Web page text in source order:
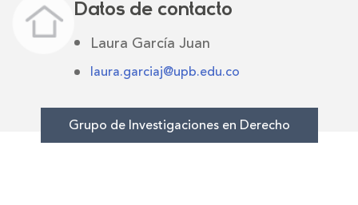
Datos de contacto
Laura García Juan
laura.garciaj@upb.edu.co
Grupo de Investigaciones en Derecho